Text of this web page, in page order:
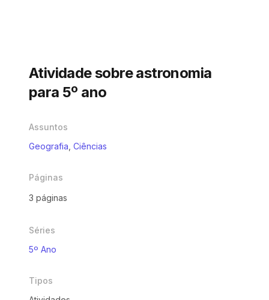
Atividade sobre astronomia
para 5º ano
Assuntos
Geografia Ciências
Páginas
3 páginas
Séries
5º Ano
Tipos